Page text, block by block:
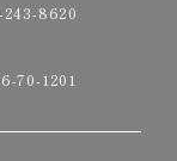
8620
70-1201